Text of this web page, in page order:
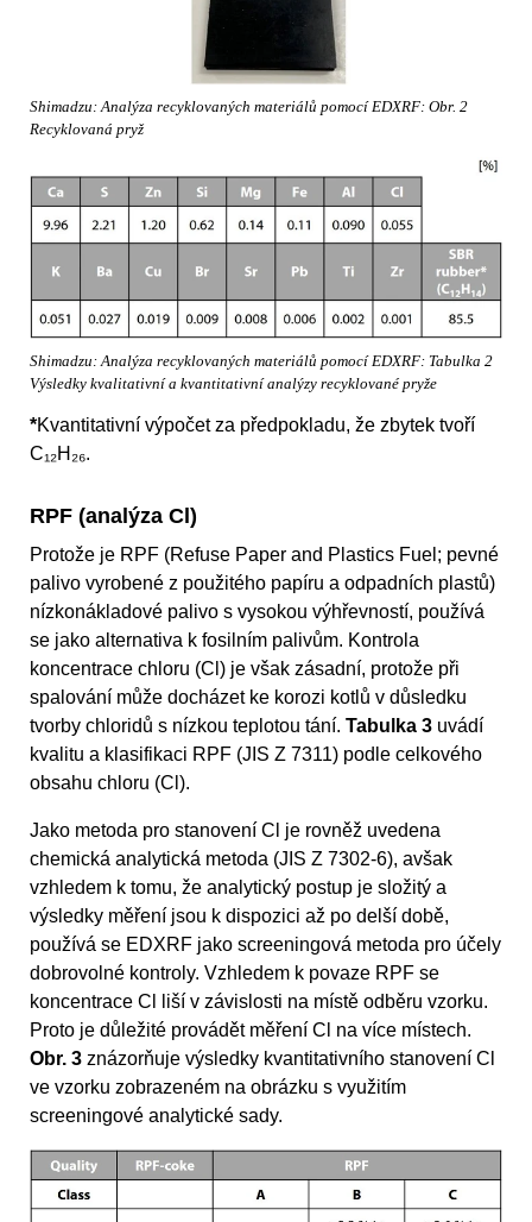
Shimadzu: Analýza recyklovaných materiálů pomocí EDXRF: Obr. 2
Recyklovaná pryž
Shimadzu: Analýza recyklovaných materiálů pomocí EDXRF: Tabulka 2
Výsledky kvalitativní a kvantitativní analýzy recyklované pryže
*Kvantitativní výpočet za předpokladu, že zbytek tvoří
C₁₂H₂₆.
RPF (analýza Cl)
Protože je RPF (Refuse Paper and Plastics Fuel; pevné
palivo vyrobené z použitého papíru a odpadních plastů)
nízkonákladové palivo s vysokou výhřevností, používá
se jako alternativa k fosilním palivům. Kontrola
koncentrace chloru (Cl) je však zásadní, protože při
spalování může docházet ke korozi kotlů v důsledku
tvorby chloridů s nízkou teplotou tání. Tabulka 3 uvádí
kvalitu a klasifikaci RPF (JIS Z 7311) podle celkového
obsahu chloru (Cl).
Jako metoda pro stanovení Cl je rovněž uvedena
chemická analytická metoda (JIS Z 7302-6), avšak
vzhledem k tomu, že analytický postup je složitý a
výsledky měření jsou k dispozici až po delší době,
používá se EDXRF jako screeningová metoda pro účely
dobrovolné kontroly. Vzhledem k povaze RPF se
koncentrace Cl liší v závislosti na místě odběru vzorku.
Proto je důležité provádět měření Cl na více místech.
Obr. 3 znázorňuje výsledky kvantitativního stanovení Cl
ve vzorku zobrazeném na obrázku s využitím
screeningové analytické sady.